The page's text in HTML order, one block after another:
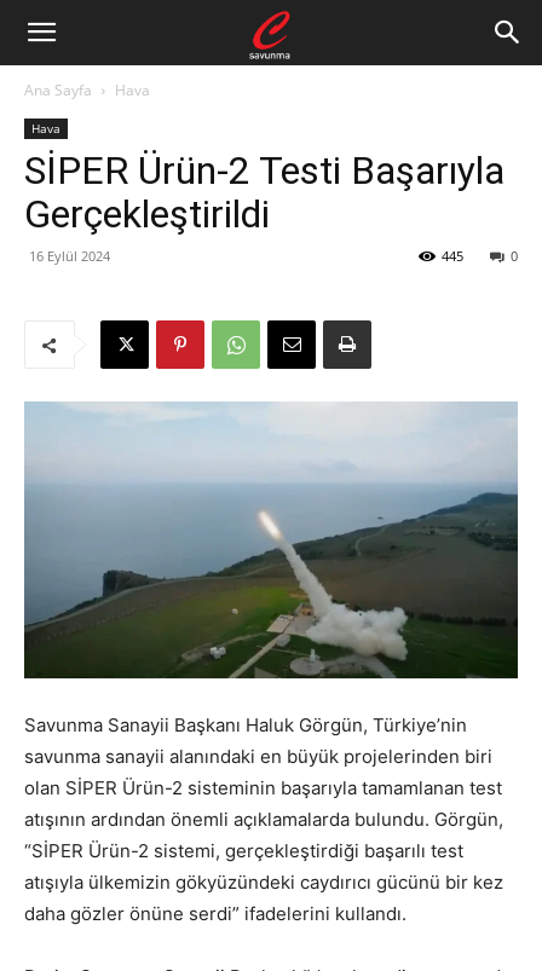
Ana Sayfa Hava
Hava
SİPER Ürün-2 Testi Başarıyla
Gerçekleştirildi
16 Eylül 2024 0
445
Savunma Sanayii Başkanı Haluk Görgün, Türkiye’nin
savunma sanayii alanındaki en büyük projelerinden biri
olan SİPER Ürün-2 sisteminin başarıyla tamamlanan test
atışının ardından önemli açıklamalarda bulundu. Görgün,
“SİPER Ürün-2 sistemi, gerçekleştirdiği başarılı test
atışıyla ülkemizin gökyüzündeki caydırıcı gücünü bir kez
daha gözler önüne serdi” ifadelerini kullandı.